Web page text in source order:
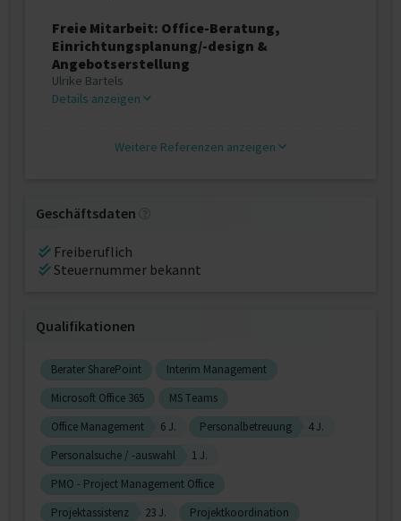
Freie Mitarbeit: Office-Beratung,
Einrichtungsplanung/-design &
Angebotserstellung
Ulrike Bartels
Details anzeigen
Weitere Referenzen anzeigen
Geschäftsdaten
Freiberuflich
Steuernummer bekannt
Qualifikationen
Berater SharePoint
Interim Management
Microsoft Office 365
MS Teams
Office Management
6 J. Personalbetreuung
4 J.
Personalsuche / -auswahl
1 J.
PMO - Project Management Office
Projektassistenz
23 J.
Projektkoordination